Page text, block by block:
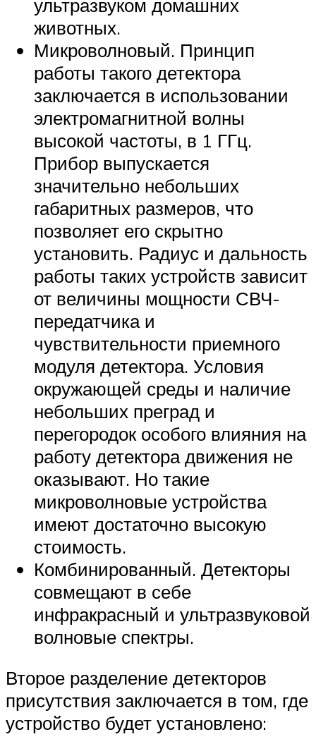
ультразвуком домашних
животных.
Микроволновый. Принцип
работы такого детектора
заключается в использовании
электромагнитной волны
высокой частоты, в 1 ГГц.
Прибор выпускается
значительно небольших
габаритных размеров, что
позволяет его скрытно
установить. Радиус и дальность
работы таких устройств зависит
от величины мощности СВЧ-
передатчика и
чувствительности приемного
модуля детектора. Условия
окружающей среды и наличие
небольших преград и
перегородок особого влияния на
работу детектора движения не
оказывают. Но такие
микроволновые устройства
имеют достаточно высокую
стоимость.
Комбинированный. Детекторы
совмещают в себе
инфракрасный и ультразвуковой
волновые спектры.
Второе разделение детекторов
присутствия заключается в том, где
устройство будет установлено: